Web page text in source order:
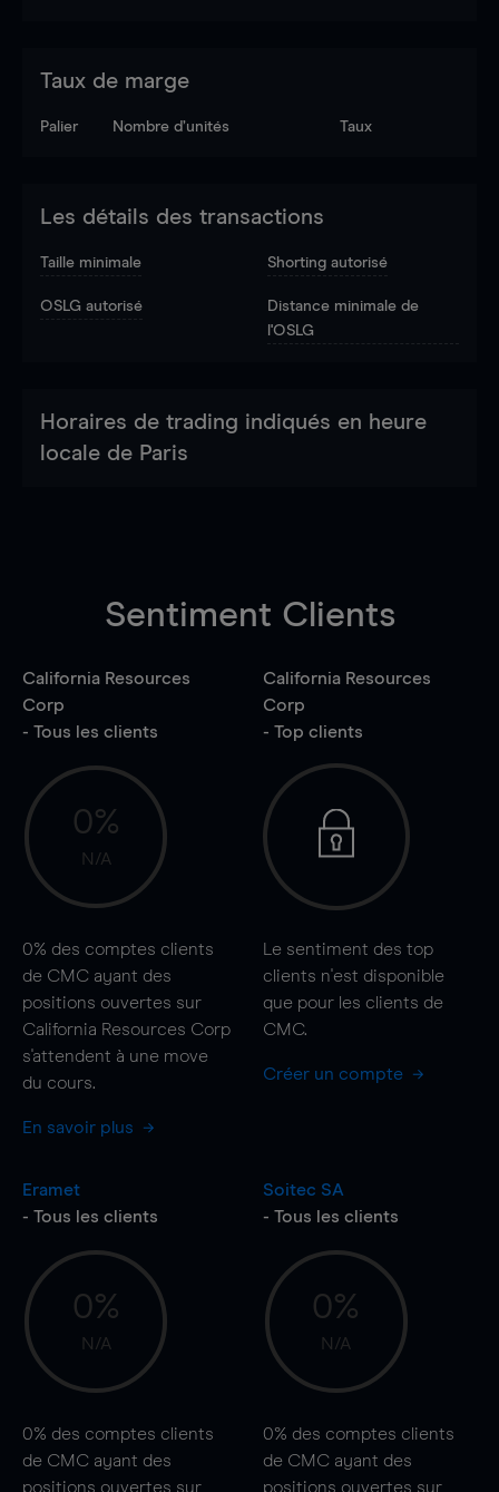
Taux de marge
Palier Nombre d’unités Taux
Les détails des transactions
Taille minimale Shorting autorisé
OSLG autorisé
Distance minimale de
l'OSLG
Horaires de trading indiqués en heure
locale de Paris
Sentiment Clients
California Resources
Corp
- Tous les clients
0%
N/A
0% des comptes clients
de CMC ayant des
positions ouvertes sur
California Resources Corp
s'attendent à une move
du cours.
En savoir plus
California Resources
Corp
- Top clients
Le sentiment des top
clients n'est disponible
que pour les clients de
CMC.
Créer un compte
Eramet
- Tous les clients
0%
N/A
0% des comptes clients
de CMC ayant des
positions ouvertes sur
Soitec SA
- Tous les clients
0%
N/A
0% des comptes clients
de CMC ayant des
positions ouvertes sur